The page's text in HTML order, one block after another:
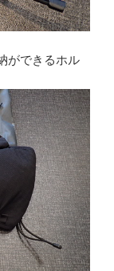
ができるホル